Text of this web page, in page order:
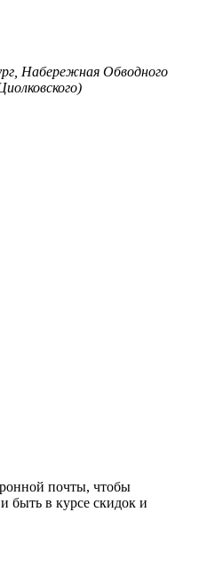
Набережная Обводного
почты, чтобы
быть в курсе скидок и